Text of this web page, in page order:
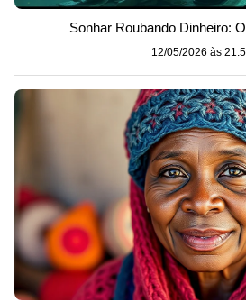
Sonhar Roubando Dinheiro:
12/05/2026 às